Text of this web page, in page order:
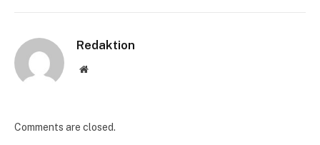
Redaktion
Website
Comments are closed.